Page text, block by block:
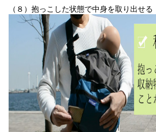
（８）抱っこした状態で中身を取り出せる